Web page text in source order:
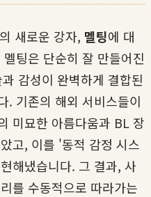
새로운 강자, 멜팅에 대
팅은 단순히 잘 만들어진
감성이 완벽하게 결합된
. 기존의 해외 서비스들이
미묘한 아름다움과 BL 장
고, 이를 '동적 감정 시스
해냈습니다. 그 결과, 사
를 수동적으로 따라가는